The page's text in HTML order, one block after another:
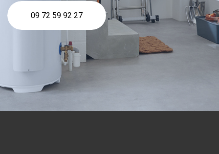
09 72 59 92 27